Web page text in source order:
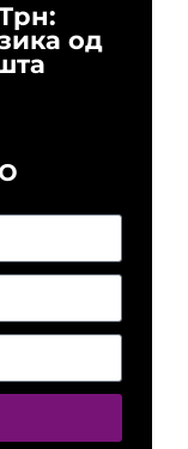
од